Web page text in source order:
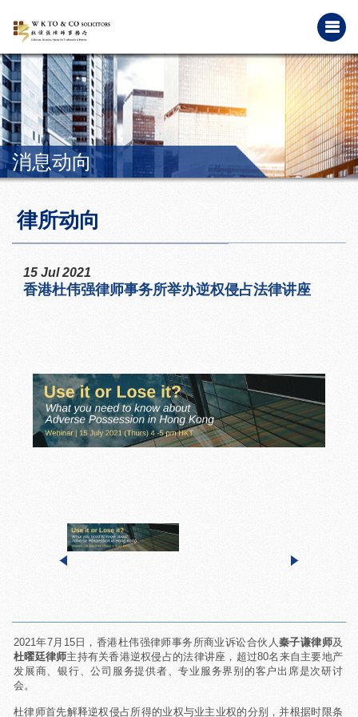
消息动向
律所动向
15 Jul 2021
香港杜伟强律师事务所举办逆权侵占法律讲座
2021年7月15日，香港杜伟强律师事务所商业诉讼合伙人秦子谦律师及
杜曜廷律师主持有关香港逆权侵占的法律讲座，超过80名来自主要地产
发展商、银行、公司服务提供者、专业服务界别的客户出席是次研讨
会。
杜律师首先解释逆权侵占所得的业权与业主业权的分别，并根据时限条